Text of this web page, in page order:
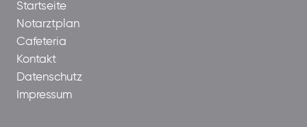
Startseite
Notarztplan
Cafeteria
Kontakt
Datenschutz
Impressum